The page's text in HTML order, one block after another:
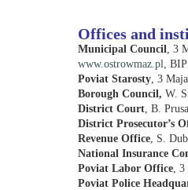
Offices and
Municipal Council, 3
www.ostrowmaz.pl,
Poviat Starosty, 3
Borough Council, W.
District Court, B.
District Prosecutor’s
Revenue Office, S.
National Insurance
Poviat Labor Office, 3
Poviat Police